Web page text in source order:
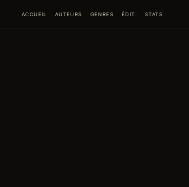
ACCUEIL AUTEURS GENRES ÉDIT. STATS